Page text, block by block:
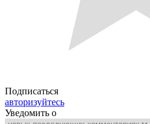
Подписаться
авторизуйтесь
Уведомить о